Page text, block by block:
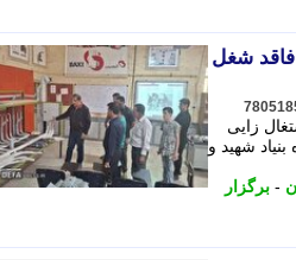
فاقد شغل
زایی
شهید و
- برگزار